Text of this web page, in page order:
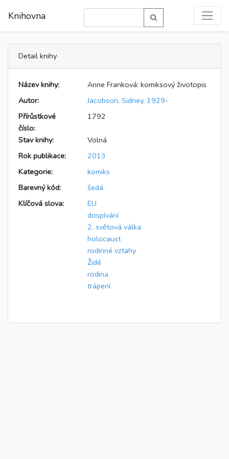
Knihovna
Detail knihy
Název knihy:
Anne Franková: komiksový životopis
Autor:
Jacobson, Sidney, 1929-
Přírůstkové
číslo:
1792
Stav knihy:
Volná
Rok publikace:
2013
Kategorie:
komiks
Barevný kód:
šedá
Klíčová slova:
EU
dospívání
2. světová válka
holocaust
rodinné vztahy
Židé
rodina
trápení